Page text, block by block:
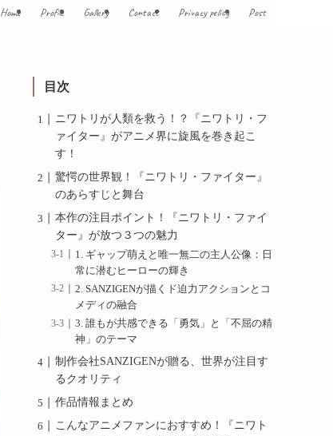
Home Profile Gallery Contact Privacy policy Post
目次
ニワトリが人類を救う！？『ニワトリ・フ
ァイター』がアニメ界に旋風を巻き起こ
す！
驚愕の世界観！『ニワトリ・ファイター』
のあらすじと舞台
本作の注目ポイント！『ニワトリ・ファイ
ター』が放つ３つの魅力
1. ギャップ萌えと唯一無二の主人公像：日
常に潜むヒーローの輝き
2. SANZIGENが描くド迫力アクションとコ
メディの融合
3. 誰もが共感できる「勇気」と「不屈の精
神」のテーマ
制作会社SANZIGENが贈る、世界が注目す
るクオリティ
作品情報まとめ
こんなアニメファンにおすすめ！『ニワト